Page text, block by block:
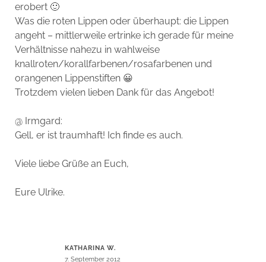
erobert 🙂
Was die roten Lippen oder überhaupt: die Lippen
angeht – mittlerweile ertrinke ich gerade für meine
Verhältnisse nahezu in wahlweise
knallroten/korallfarbenen/rosafarbenen und
orangenen Lippenstiften 😀
Trotzdem vielen lieben Dank für das Angebot!
@ Irmgard:
Gell, er ist traumhaft! Ich finde es auch.
Viele liebe Grüße an Euch,
Eure Ulrike.
KATHARINA W.
7. September 2012